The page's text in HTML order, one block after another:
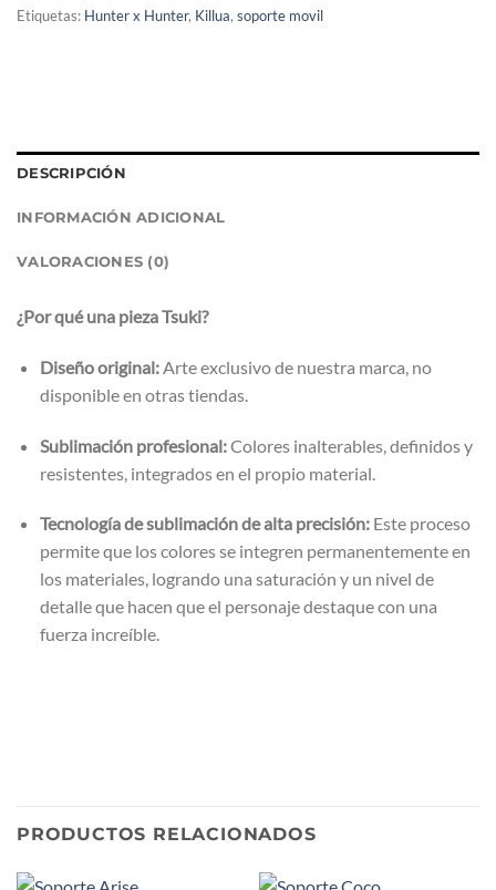
Etiquetas: Hunter x Hunter, Killua, soporte movil
DESCRIPCIÓN
INFORMACIÓN ADICIONAL
VALORACIONES (0)
¿Por qué una pieza Tsuki?
Diseño original:Arte exclusivo de nuestra marca, no
disponible en otras tiendas.
Sublimación profesional:Colores inalterables, definidos y
resistentes, integrados en el propio material.
Tecnología de sublimación de alta precisión:Este proceso
permite que los colores se integren permanentemente en
los materiales, logrando una saturación y un nivel de
detalle que hacen que el personaje destaque con una
fuerza increíble.
PRODUCTOS RELACIONADOS